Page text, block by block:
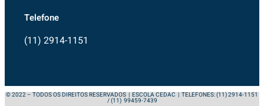
Telefone
(11) 2914-1151
© 2022 – TODOS OS DIREITOS RESERVADOS | ESCOLA CEDAC | TELEFONES: (11) 2914-1151
/ (11) 99459-7439